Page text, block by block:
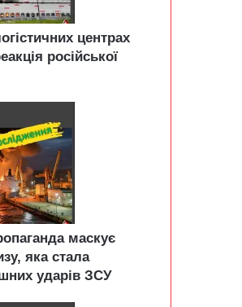
центрах
російської
маскує
яка стала
ударів ЗСУ